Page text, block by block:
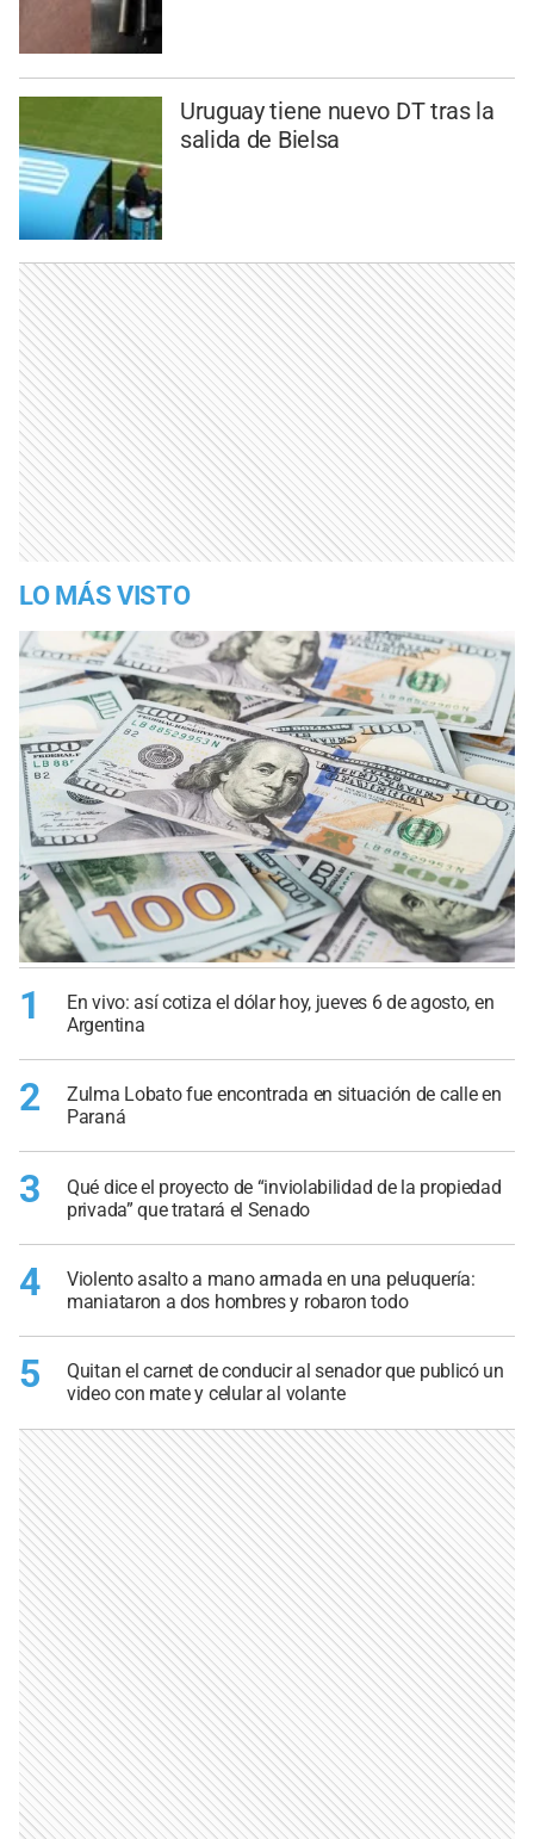
Uruguay tiene nuevo DT tras la
salida de Bielsa
LO MÁS VISTO
1
En vivo: así cotiza el dólar hoy, jueves 6 de agosto, en
Argentina
2
Zulma Lobato fue encontrada en situación de calle en
Paraná
3
Qué dice el proyecto de “inviolabilidad de la propiedad
privada” que tratará el Senado
4
Violento asalto a mano armada en una peluquería:
maniataron a dos hombres y robaron todo
5
Quitan el carnet de conducir al senador que publicó un
video con mate y celular al volante